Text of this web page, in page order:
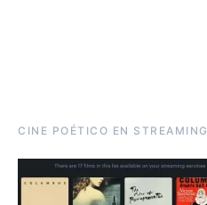
CINE POÉTICO EN STREAMING